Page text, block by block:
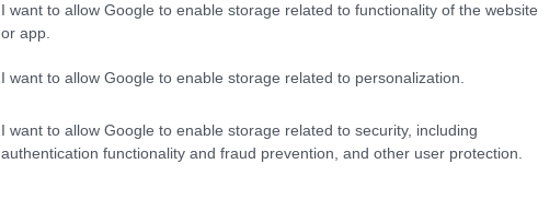
I want to allow Google to enable storage related to functionality of the website
or app.
I want to allow Google to enable storage related to personalization.
I want to allow Google to enable storage related to security, including
authentication functionality and fraud prevention, and other user protection.